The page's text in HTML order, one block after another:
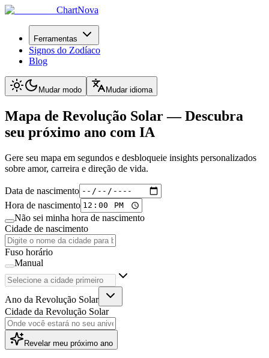
ChartNova
Ferramentas
Signos do Zodíaco
Blog
Mudar modo Mudar idioma
Mapa de Revolução Solar — Descubra
seu próximo ano com IA
Gere seu mapa em segundos e desbloqueie insights personalizados
sobre amor, carreira e direção de vida.
Data de nascimento
Hora de nascimento
Não sei minha hora de nascimento
Cidade de nascimento
Fuso horário
Manual
Ano da Revolução Solar
Cidade da Revolução Solar
Revelar meu próximo ano